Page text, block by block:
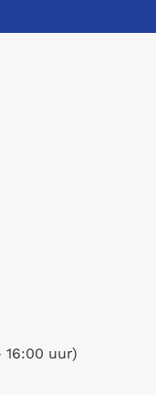
16:00 uur)